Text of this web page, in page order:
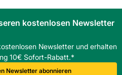
S First/Gratstein für alle
konzipiert; konkrete
werden.
S First/Gratstein werden
kostenlosen Newsletter
Newsletter und erhalten
10€ Sofort-Rabatt.*
Newsletter abonnieren